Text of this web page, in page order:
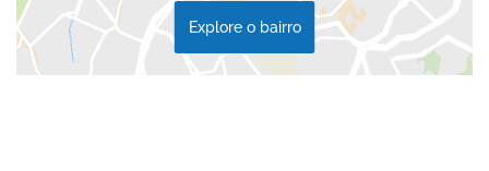
Explore o bairro